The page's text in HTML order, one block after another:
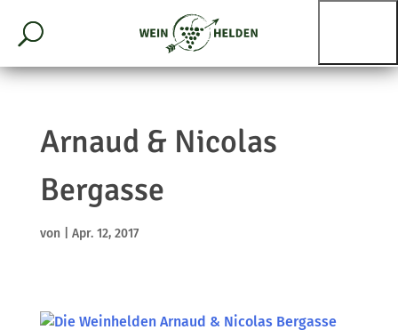
Arnaud & Nicolas
Bergasse
von Apr. 12, 2017